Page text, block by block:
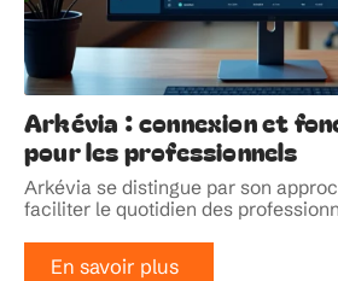
Arkévia : connexion et
pour les professionnels
Arkévia se distingue par son
faciliter le quotidien des
En savoir plus